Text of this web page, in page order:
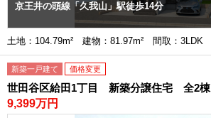
京王井の頭線「久我山」駅徒歩14分
土地：104.79m² 建物：81.97m² 間取：3LDK
新築一戸建て 価格変更
世田谷区給田1丁目 新築分譲住宅 全2棟
9,399万円